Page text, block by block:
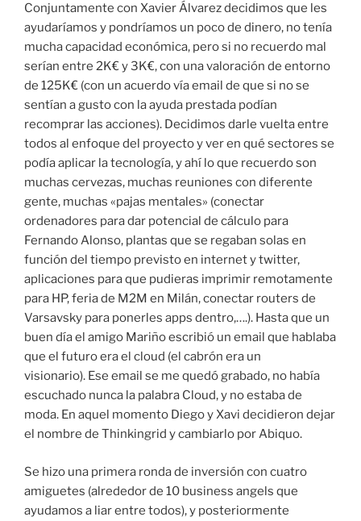
Conjuntamente con Xavier Álvarez decidimos que les
ayudaríamos y pondríamos un poco de dinero, no tenía
mucha capacidad económica, pero si no recuerdo mal
serían entre 2K€ y 3K€, con una valoración de entorno
de 125K€ (con un acuerdo vía email de que si no se
sentían a gusto con la ayuda prestada podían
recomprar las acciones). Decidimos darle vuelta entre
todos al enfoque del proyecto y ver en qué sectores se
podía aplicar la tecnología, y ahí lo que recuerdo son
muchas cervezas, muchas reuniones con diferente
gente, muchas «pajas mentales» (conectar
ordenadores para dar potencial de cálculo para
Fernando Alonso, plantas que se regaban solas en
función del tiempo previsto en internet y twitter,
aplicaciones para que pudieras imprimir remotamente
para HP, feria de M2M en Milán, conectar routers de
Varsavsky para ponerles apps dentro,….). Hasta que un
buen día el amigo Mariño escribió un email que hablaba
que el futuro era el cloud (el cabrón era un
visionario). Ese email se me quedó grabado, no había
escuchado nunca la palabra Cloud, y no estaba de
moda. En aquel momento Diego y Xavi decidieron dejar
el nombre de Thinkingrid y cambiarlo por Abiquo.
Se hizo una primera ronda de inversión con cuatro
amiguetes (alrededor de 10 business angels que
ayudamos a liar entre todos), y posteriormente